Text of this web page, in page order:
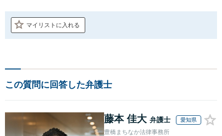
マイリストに入れる
この質問に回答した弁護士
藤本 佳大 弁護士 愛知県
豊橋まちなか法律事務所